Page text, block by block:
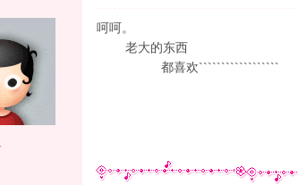
呵呵。
老大的东西
都喜欢``````````````````